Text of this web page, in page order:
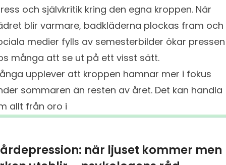
och självkritik kring den egna kroppen. När
blir varmare, badkläderna plockas fram och
medier fylls av semesterbilder ökar pressen
många att se ut på ett visst sätt.
upplever att kroppen hamnar mer i fokus
sommaren än resten av året. Det kan handla
allt från oro i
när ljuset kommer men